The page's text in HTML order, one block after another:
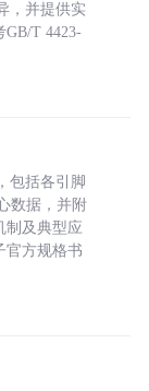
，并提供实
T 4423-
包括各引脚
数据，并附
制及典型应
官方规格书